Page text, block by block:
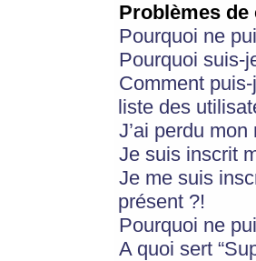
Problèmes de
Pourquoi ne
Pourquoi suis-
Comment
liste des
J’ai perdu
Je suis inscrit
Je me suis
présent ?!
Pourquoi ne
A quoi sert